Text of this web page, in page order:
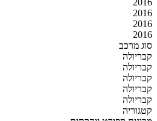
2016
2016
2016
סוג מרכב
קבריולה
קבריולה
קבריולה
קבריולה
קבריולה
קטגוריה